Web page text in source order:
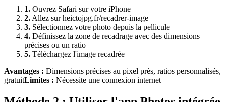
1. Ouvrez Safari sur votre iPhone
2. Allez sur heictojpg.fr/recadrer-image
3. Sélectionnez votre photo depuis la pellicule
4. Définissez la zone de recadrage avec des dimensions
précises ou un ratio
5. Téléchargez l'image recadrée
Avantages : Dimensions précises au pixel près, ratios personnalisés,
gratuitLimites : Nécessite une connexion internet